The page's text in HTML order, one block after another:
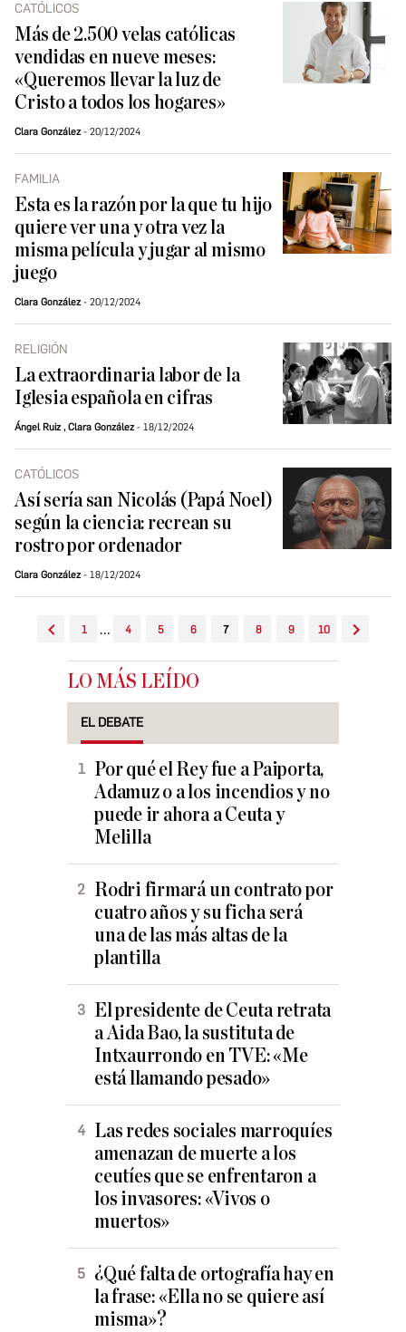
CATÓLICOS
Más de 2.500 velas católicas
vendidas en nueve meses:
«Queremos llevar la luz de
Cristo a todos los hogares»
Clara González 20/12/2024
FAMILIA
Esta es la razón por la que tu hijo
quiere ver una y otra vez la
misma película y jugar al mismo
juego
Clara González 20/12/2024
RELIGIÓN
La extraordinaria labor de la
Iglesia española en cifras
Ángel Ruiz ,Clara González 18/12/2024
CATÓLICOS
Así sería san Nicolás (Papá Noel)
según la ciencia: recrean su
rostro por ordenador
Clara González 18/12/2024
1 ... 4 5 6 7 8 9 10
LO MÁS LEÍDO
EL DEBATE
Por qué el Rey fue a Paiporta,
Adamuz o a los incendios y no
puede ir ahora a Ceuta y
Melilla
Rodri firmará un contrato por
cuatro años y su ficha será
una de las más altas de la
plantilla
El presidente de Ceuta retrata
a Aida Bao, la sustituta de
Intxaurrondo en TVE: «Me
está llamando pesado»
Las redes sociales marroquíes
amenazan de muerte a los
ceutíes que se enfrentaron a
los invasores: «Vivos o
muertos»
¿Qué falta de ortografía hay en
la frase: «Ella no se quiere así
misma»?